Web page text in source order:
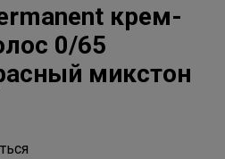
крем-
0/65
микстон